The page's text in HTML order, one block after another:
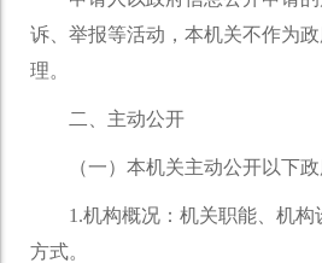
诉、举报等活动，本机关不作为
理。
二、主动公开
（一）本机关主动公开以下政
1.机构概况：机关职能、机
方式。